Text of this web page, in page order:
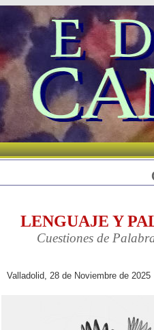
LENGUAJE Y
Cuestiones de
Valladolid, 28 de Noviembre de 2025